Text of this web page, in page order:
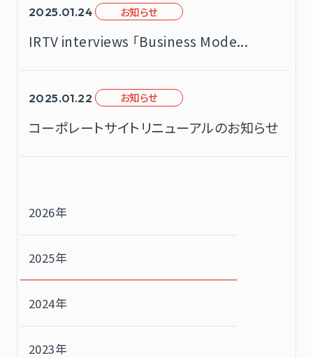
2026年
2025年
2024年
2023年
2025.01.24 お知らせ
IRTV interviews 「Business Mode...
2025.01.22 お知らせ
コーポレートサイトリニューアルのお知らせ